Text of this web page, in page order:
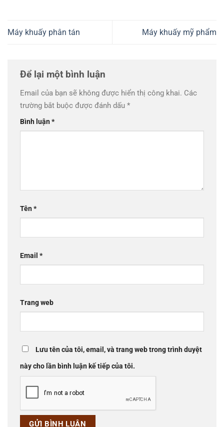
Máy khuấy phân tán Máy khuấy mỹ phẩm
Để lại một bình luận
Email của bạn sẽ không được hiển thị công khai. Các
trường bắt buộc được đánh dấu *
Bình luận*
Tên*
Email *
Trang web
Lưu tên của tôi, email, và trang web trong trình duyệt
này cho lần bình luận kế tiếp của tôi.